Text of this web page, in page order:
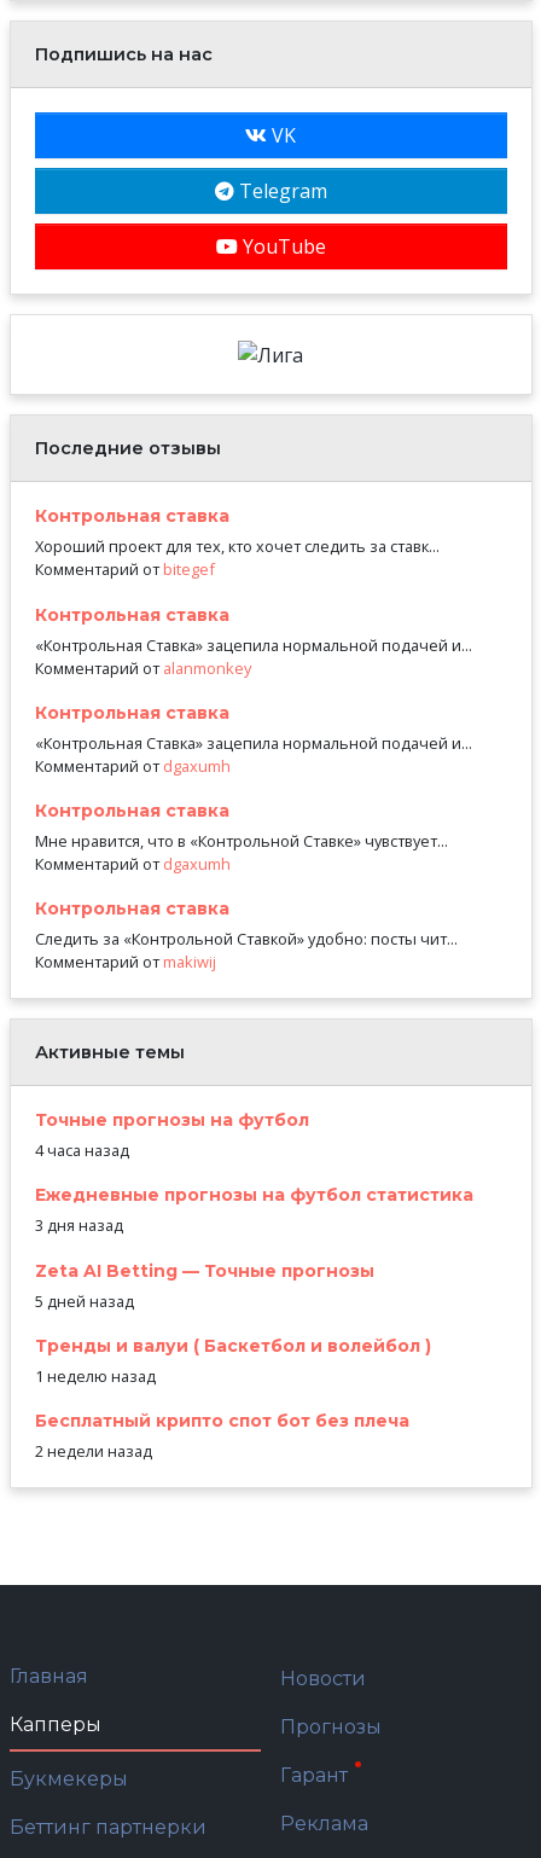
Подпишись на нас
VK
Telegram
YouTube
Последние отзывы
Контрольная ставка
Хороший проект для тех, кто хочет следить за ставк...
Комментарий отbitegef
Контрольная ставка
«Контрольная Ставка» зацепила нормальной подачей и...
Комментарий отalanmonkey
Контрольная ставка
«Контрольная Ставка» зацепила нормальной подачей и...
Комментарий отdgaxumh
Контрольная ставка
Мне нравится, что в «Контрольной Ставке» чувствует...
Комментарий отdgaxumh
Контрольная ставка
Следить за «Контрольной Ставкой» удобно: посты чит...
Комментарий отmakiwij
Активные темы
Точные прогнозы на футбол
4 часа назад
Ежедневные прогнозы на футбол статистика
3 дня назад
Zeta AI Betting — Точные прогнозы
5 дней назад
Тренды и валуи ( Баскетбол и волейбол )
1 неделю назад
Бесплатный крипто спот бот без плеча
2 недели назад
Главная
Капперы
Букмекеры
Беттинг партнерки
Новости
Прогнозы
Гарант
Реклама